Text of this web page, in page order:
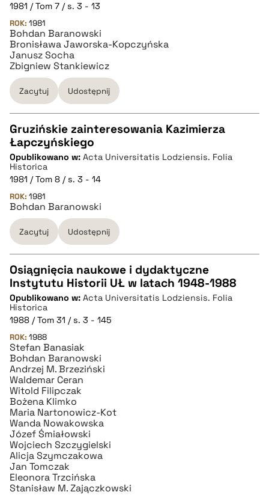
pobierz cytat
BIBTEX
pobierz cytat
1981 / Tom 7 / s. 3 - 13
ROK: 1981
Bohdan Baranowski
Bronisława Jaworska-Kopczyńska
Janusz Socha
Zbigniew Stankiewicz
Zacytuj Udostępnij
CZYSTY TEKST
pobierz cytat
BIBTEX
pobierz cytat
Gruzińskie zainteresowania Kazimierza
Łapczyńskiego
Opublikowano w: Acta Universitatis Lodziensis. Folia
Historica
1981 / Tom 8 / s. 3 - 14
ROK: 1981
Bohdan Baranowski
Zacytuj Udostępnij
CZYSTY TEKST
pobierz cytat
BIBTEX
pobierz cytat
Osiągnięcia naukowe i dydaktyczne
Instytutu Historii UŁ w latach 1948-1988
Opublikowano w: Acta Universitatis Lodziensis. Folia
Historica
1988 / Tom 31 / s. 3 - 145
ROK: 1988
Stefan Banasiak
Bohdan Baranowski
Andrzej M. Brzeziński
Waldemar Ceran
Witold Filipczak
Bożena Klimko
Maria Nartonowicz-Kot
Wanda Nowakowska
Józef Śmiałowski
Wojciech Szczygielski
Alicja Szymczakowa
Jan Tomczak
Eleonora Trzcińska
Stanisław M. Zajączkowski